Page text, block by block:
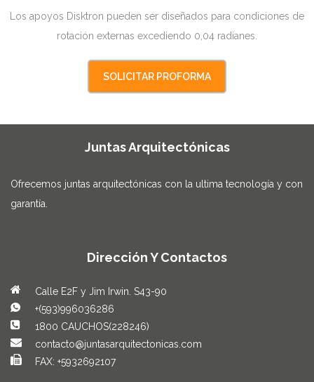
Los apoyos Disktron pueden ser diseñados para condiciones de
rotación externas excediendo 0,04 radianes.
Juntas Arquitectónicas
Ofrecemos juntas arquitectónicas con la ultima tecnología y con
garantía.
Dirección Y Contactos
Calle E2F y Jim Irwin. S43-90
+(593)996036286
1800 CAUCHOS(228246)
contacto@juntasarquitectonicas.com
FAX: +5932692107